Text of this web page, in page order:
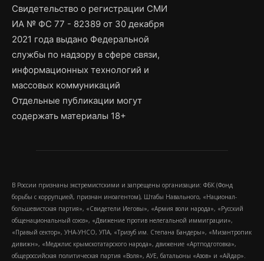
Свидетельство о регистрации СМИ
ИА № ФС 77 - 82389 от 30 декабря
2021 года выдано Федеральной
службы по надзору в сфере связи,
информационных технологий и
массовых коммуникаций
Отдельные публикации могут
содержать материалы 18+
В России признаны экстремистскими и запрещены организации: ФБК (Фонд
борьбы с коррупцией, признан иноагентом), Штабы Навального, «Национал-
большевистская партия», «Свидетели Иеговы», «Армия воли народа», «Русский
общенациональный союз», «Движение против нелегальной иммиграции»,
«Правый сектор», УНА-УНСО, УПА, «Тризуб им. Степана Бандеры», «Мизантропик
дивижн», «Меджлис крымскотатарского народа», движение «Артподготовка»,
общероссийская политическая партия «Воля», АУЕ, батальоны «Азов» и «Айдар».